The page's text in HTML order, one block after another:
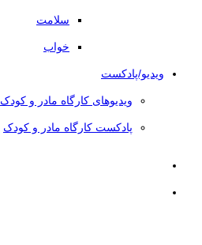
سلامت
خواب
ویدیو/پادکست
ویدیوهای کارگاه مادر و کودک
پادکست کارگاه مادر و کودک